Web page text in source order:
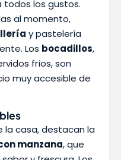
todos los gustos.
al momento,
y pastelería
Los bocadillos,
fríos, son
muy accesible de
la casa, destacan la
manzana, que